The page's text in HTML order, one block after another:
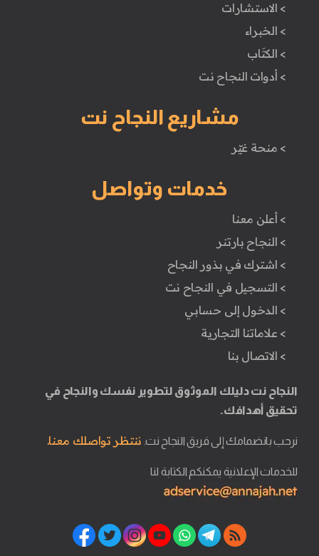
> الاستشارات
> الخبراء
> الكتَاب
> أدوات النجاح نت
مشاريع النجاح نت
> منحة غيّر
خدمات وتواصل
> أعلن معنا
> النجاح بارتنر
> اشترك في بذور النجاح
> التسجيل في النجاح نت
> الدخول إلى حسابي
> علاماتنا التجارية
> الاتصال بنا
النجاح نت دليلك الموثوق لتطوير نفسك والنجاح في
تحقيق أهدافك.
نرحب بانضمامك إلى فريق النجاح نت. ننتظر تواصلك معنا.
للخدمات الإعلانية يمكنكم الكتابة لنا